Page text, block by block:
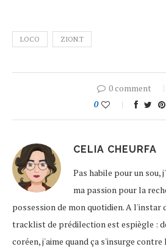
LOCO ZION.T
0 comment
0
CELIA CHEURFA
Pas habile pour un
ma passion pour la
possession de mon quotidien. A l'instar
tracklist de prédilection est espiègle :
coréen, j'aime quand ça s'insurge